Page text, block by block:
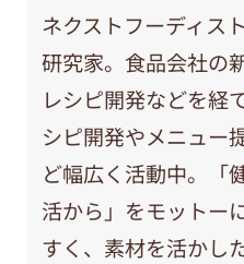
ネクストフーディス
研究家。食品会社の
レシピ開発などを経
シピ開発やメニュー
ど幅広く活動中。「
活から」をモットー
すく、素材を活かし